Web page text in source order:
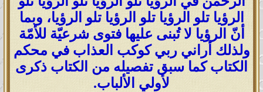
الرؤيا تلو الرؤيا تلو الرؤيا تلو الرؤيا، وبما
أنّ الرؤيا لا تُبنى عليها فتوى شرعيّة للأمّة
ولذلك أراني ربي كوكب العذاب في محكم
الكتاب كما سبق تفصيله من الكتاب ذكرى
لأولي الألباب.